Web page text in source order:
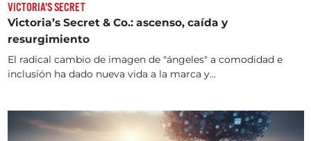
VICTORIA'S SECRET
Victoria’s Secret & Co.: ascenso, caída y
resurgimiento
El radical cambio de imagen de "ángeles" a comodidad e
inclusión ha dado nueva vida a la marca y...